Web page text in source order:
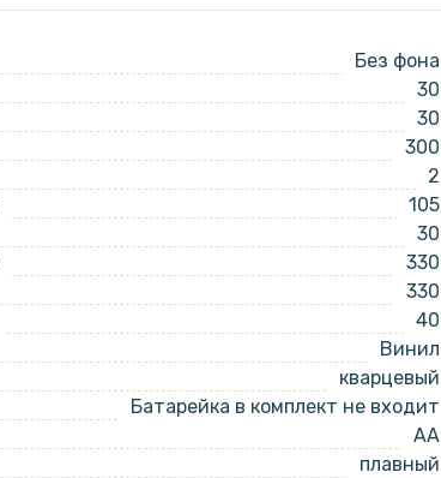
Без фона
30
30
300
2
105
30
330
330
40
Винил
кварцевый
Батарейка в комплект не входит
AA
плавный